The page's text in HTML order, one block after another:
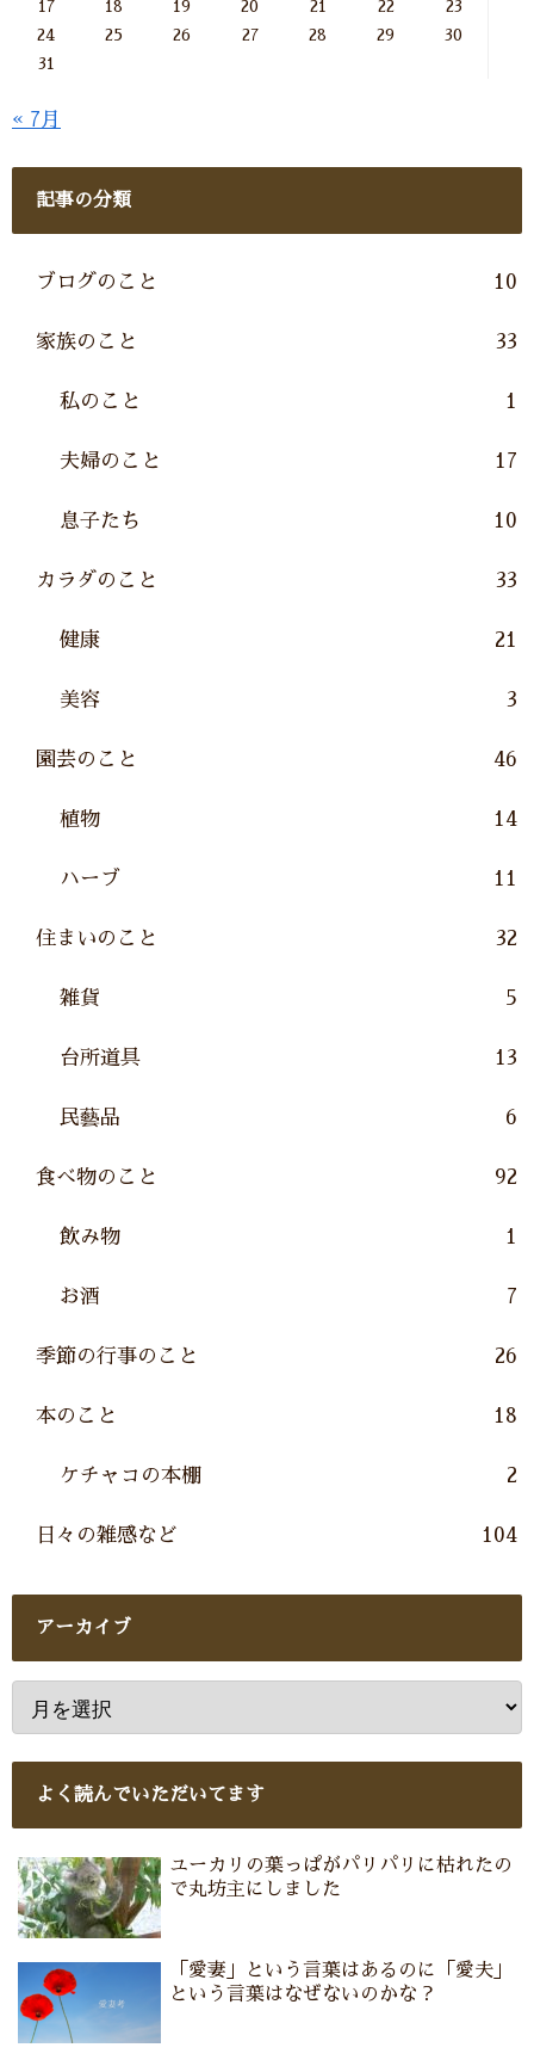
17 18 19 20 21 22
23
24
25 26 27 28 29
30
31
« 7月
記事の分類
ブログのこと 10
家族のこと 33
私のこと 1
夫婦のこと 17
息子たち 10
カラダのこと 33
健康 21
美容 3
園芸のこと 46
植物 14
ハーブ 11
住まいのこと 32
雑貨 5
台所道具 13
民藝品 6
食べ物のこと 92
飲み物 1
お酒 7
季節の行事のこと 26
本のこと 18
ケチャコの本棚 2
日々の雑感など 104
アーカイブ
よく読んでいただいてます
ユーカリの葉っぱがパリパリに枯れたの
で丸坊主にしました
「愛妻」という言葉はあるのに「愛夫」
という言葉はなぜないのかな？